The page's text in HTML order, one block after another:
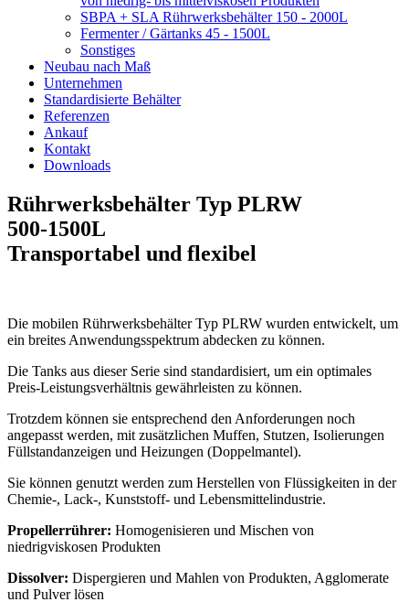
SBPA + SLA Rührwerksbehälter 150 - 2000L
Fermenter / Gärtanks 45 - 1500L
Sonstiges
Neubau nach Maß
Unternehmen
Standardisierte Behälter
Referenzen
Ankauf
Kontakt
Downloads
Rührwerksbehälter Typ PLRW
500-1500L
Transportabel und flexibel
Die mobilen Rührwerksbehälter Typ PLRW wurden entwickelt, um
ein breites Anwendungsspektrum abdecken zu können.
Die Tanks aus dieser Serie sind standardisiert, um ein optimales
Preis-Leistungsverhältnis gewährleisten zu können.
Trotzdem können sie entsprechend den Anforderungen noch
angepasst werden, mit zusätzlichen Muffen, Stutzen, Isolierungen
Füllstandanzeigen und Heizungen (Doppelmantel).
Sie können genutzt werden zum Herstellen von Flüssigkeiten in der
Chemie-, Lack-, Kunststoff- und Lebensmittelindustrie.
Propellerrührer: Homogenisieren und Mischen von
niedrigviskosen Produkten
Dissolver: Dispergieren und Mahlen von Produkten, Agglomerate
und Pulver lösen